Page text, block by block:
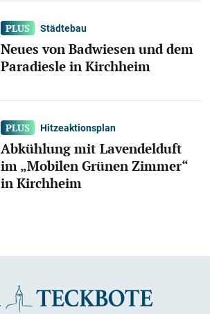
Städtebau
Neues von Badwiesen und dem
Paradiesle in Kirchheim
Hitzeaktionsplan
Abkühlung mit Lavendelduft
im „Mobilen Grünen Zimmer“
in Kirchheim